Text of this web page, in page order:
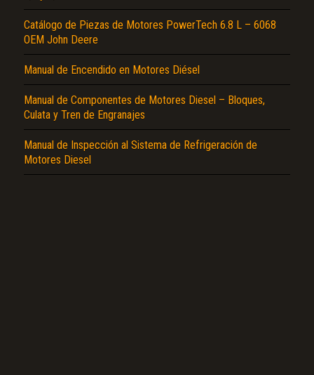
Catálogo de Piezas de Motores PowerTech 6.8 L – 6068
OEM John Deere
Manual de Encendido en Motores Diésel
Manual de Componentes de Motores Diesel – Bloques,
Culata y Tren de Engranajes
Manual de Inspección al Sistema de Refrigeración de
Motores Diesel
Texto o Imagen de portada son erróneos.
No carga o no se visualiza el contenido.